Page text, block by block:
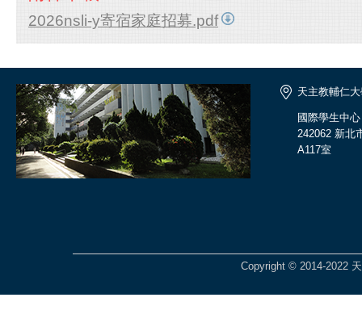
2026nsli-y寄宿家庭招募.pdf
天主教輔仁
國際學生中心
242062 新北
A117室
Copyright © 2014-2022